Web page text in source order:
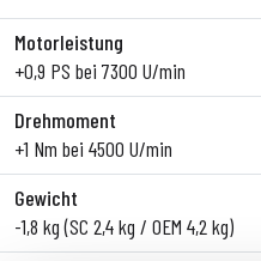
Motorleistung
+0,9 PS bei 7300 U/min
Drehmoment
+1 Nm bei 4500 U/min
Gewicht
-1,8 kg (SC 2,4 kg / OEM 4,2 kg)